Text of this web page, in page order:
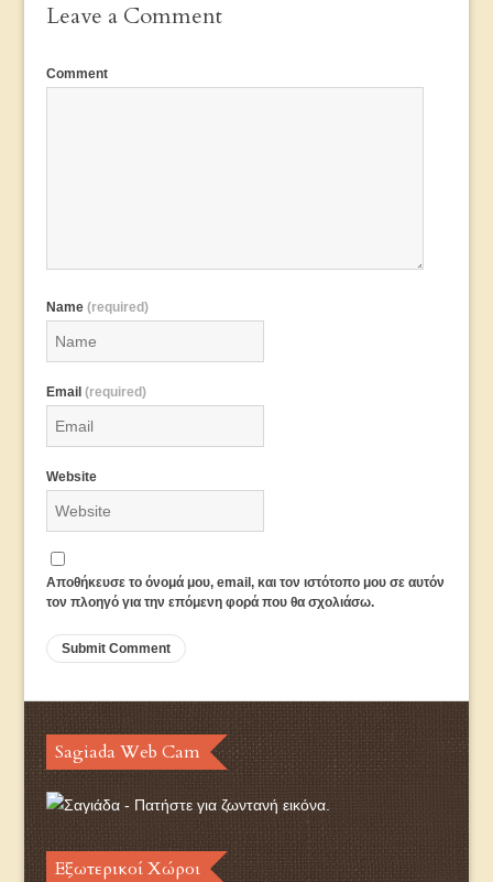
Leave a Comment
Comment
Name(required)
Email(required)
Website
Αποθήκευσε το όνομά μου, email, και τον ιστότοπο μου σε αυτόν
τον πλοηγό για την επόμενη φορά που θα σχολιάσω.
Sagiada Web Cam
Εξωτερικοί Χώροι